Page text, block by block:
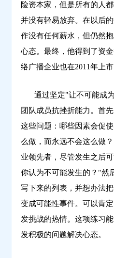
险资本家，但是所有的人
并没有轻易放弃。在以后
作没有任何薪水，但仍然
心态。最终，他得到了资
络广播企业也在2011年上市
通过坚定"让不可能成为
团队成员抗挫折能力。首
这些问题：哪些因素会促
么做，而永远不会这么做
业领先者，尽管发生之后
你认为不可能发生的？"然
写下来的列表，并想办法
变成可能性事件。可以肯
发挑战的热情。这项练习
发积极的问题解决心态。